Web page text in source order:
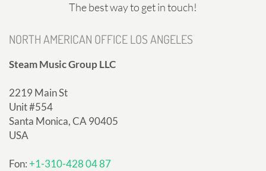
The best way to get in touch!
NORTH AMERICAN OFFICE LOS ANGELES
Steam Music Group LLC
2219 Main St
Unit #554
Santa Monica, CA 90405
USA
Fon:+1-310-428 04 87